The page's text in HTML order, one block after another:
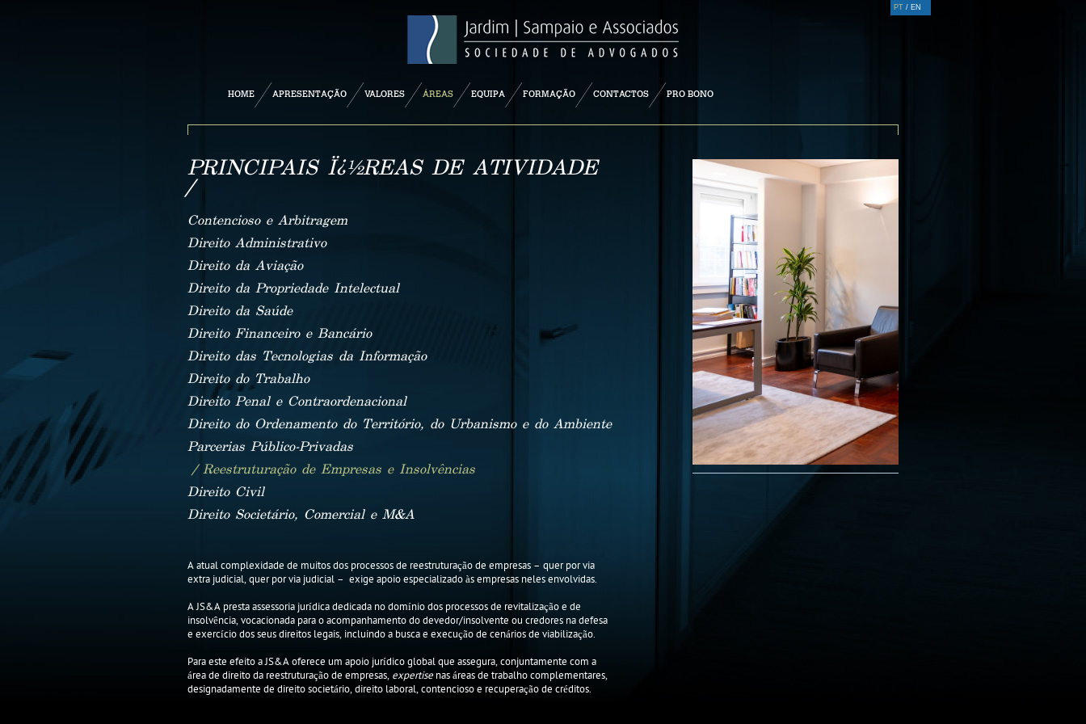
PT / EN
HOME APRESENTAÇÃO VALORES ÁREAS EQUIPA FORMAÇÃO CONTACTOS PRO BONO
PRINCIPAIS Ï¿½REAS DE ATIVIDADE
/
Contencioso e Arbitragem
Direito Administrativo
Direito da Aviação
Direito da Propriedade Intelectual
Direito da Saúde
Direito Financeiro e Bancário
Direito das Tecnologias da Informação
Direito do Trabalho
Direito Penal e Contraordenacional
Direito do Ordenamento do Território, do Urbanismo e do Ambiente
Parcerias Público-Privadas
/ Reestruturação de Empresas e Insolvências
Direito Civil
Direito Societário, Comercial e M&A
A atual complexidade de muitos dos processos de reestruturação de empresas – quer por via
extra judicial, quer por via judicial – exige apoio especializado às empresas neles envolvidas.
A JS&A presta assessoria jurídica dedicada no domínio dos processos de revitalização e de
insolvência, vocacionada para o acompanhamento do devedor/insolvente ou credores na defesa
e exercício dos seus direitos legais, incluindo a busca e execução de cenários de viabilização.
Para este efeito a JS&A oferece um apoio jurídico global que assegura, conjuntamente com a
área de direito da reestruturação de empresas, expertise nas áreas de trabalho complementares,
designadamente de direito societário, direito laboral, contencioso e recuperação de créditos.